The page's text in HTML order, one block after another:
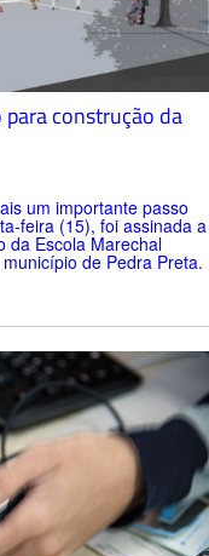
construção da
um importante passo
feira (15), foi assinada a
da Escola Marechal
de Pedra Preta.